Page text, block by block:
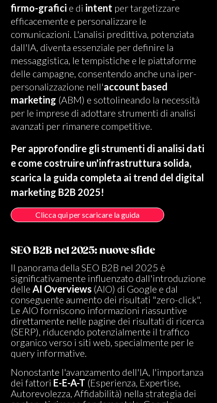
firmo-grafici e di intent per targetizzare
efficacemente e personalizzare le
comunicazioni. L'analisi predittiva, potenziata
dall'IA, diventa essenziale per definire la
messaggistica, le tempistiche e le piattaforme
delle campagne, consentendo anche una iper-
personalizzazione nell'account based
marketing (ABM) e sottolineando la necessità
per le imprese di adottare strumenti di analisi
avanzati per rimanere competitive.
Per approfondire gli strumenti di analisi dati
e come costruire un'infrastruttura solida,
scarica la guida completa ai trend del digital
marketing B2B 2025!
Clicca qui per scaricare la guida
SEO B2B nel 2025: nuove sfide
Il panorama della SEO B2B nel 2025 è
significativamente influenzato dall'introduzione
delleAI Overviews (AIO) di Google e dal
conseguente aumento dei risultati "zero-click".
Le AIO forniscono informazioni riassuntive
direttamente nelle pagine dei risultati di ricerca
(SERP), riducendo potenzialmente il traffico
organico verso i siti web, specialmente per le
query informative.
Nonostante l'avanzamento dell'IA, l'importanza
dei fattori E-E-A-T (Esperienza, Expertise,
Autorevolezza, Affidabilità) nella strategia dei